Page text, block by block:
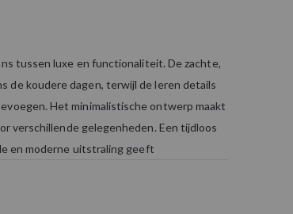
tussen luxe en functionaliteit. De zachte,
de koudere dagen, terwijl de leren details
Het minimalistische ontwerp maakt
verschillende gelegenheden. Een tijdloos
en moderne uitstraling geeft